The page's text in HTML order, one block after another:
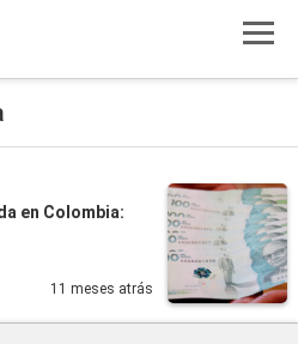
en Colombia:
11 meses atrás